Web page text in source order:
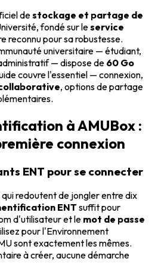
destockage et partage de
fondé sur leservice
reconnu pour sa robustesse.
universitaire — étudiant,
— dispose de 60 Go
couvre l'essentiel — connexion,
, options de partage
à AMUBox :
connexion
ENT pour se connecter
redoutent de jongler entre dix
ENTsuffit pour
d'utilisateur et le mot de passe
pour l'Environnement
sont exactement les mêmes.
à créer, aucune démarche